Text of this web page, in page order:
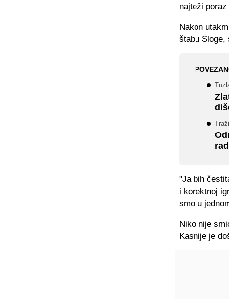
najteži poraz
Nakon
štabu Sloge,
"Ja bih
i korektnoj
smo u
Niko nije
Kasnije je